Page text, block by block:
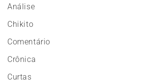
Análise
Chikito
Comentário
Crônica
Curtas